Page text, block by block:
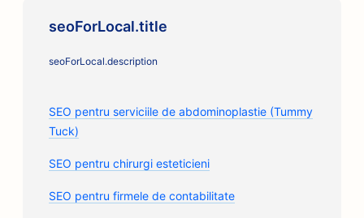
seoForLocal.title
seoForLocal.description
SEO pentru serviciile de abdominoplastie (Tummy
Tuck)
SEO pentru chirurgi esteticieni
SEO pentru firmele de contabilitate